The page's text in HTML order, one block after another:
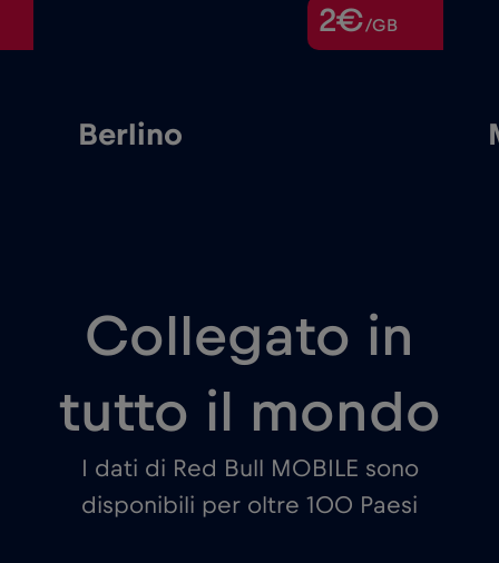
2€/GB
Berlino
Collegato in
tutto il mondo
I dati di Red Bull MOBILE sono
disponibili per oltre 100 Paesi